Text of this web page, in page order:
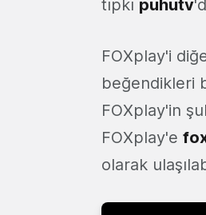
tıpkı puhutv
FOXplay'i
beğendikleri
FOXplay'in
FOXplay'e
olarak